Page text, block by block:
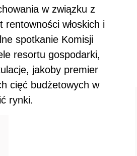
w związku z
rentowności włoskich i
spotkanie Komisji
resortu gospodarki,
jakoby premier
cięć budżetowych w
rynki.